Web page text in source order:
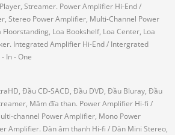
Streamer. Power Amplifier Hi-End/
Stereo Power Amplifier, Multi-Channel Power
Floorstanding, Loa Bookshelf, Loa Center, Loa
Integrated Amplifier Hi-End/ Intergrated
In - One
Đầu CD-SACD, Đầu DVD, Đầu Bluray, Đầu
Mâm đĩa than. Power Amplifier Hi-fi /
channel Power Amplifier, Mono Power
Amplifier. Dàn âm thanh Hi-fi / Dàn Mini Stereo,